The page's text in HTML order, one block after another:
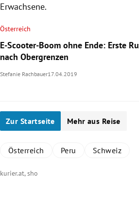
Erwachsene.
Österreich
E-Scooter-Boom ohne Ende: Erste
nach Obergrenzen
Stefanie Rachbauer17.04.2019
Zur Startseite Mehr aus Reise
Österreich Peru Schweiz
kurier.at, sho